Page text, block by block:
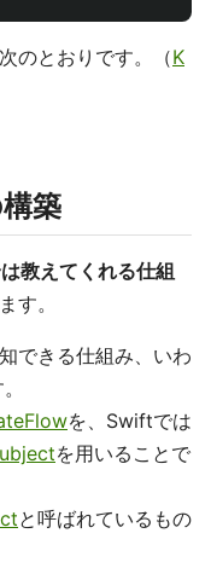
のとおりです。（K
築
教えてくれる仕組
す。
できる仕組み、いわ
を、Swiftでは
を用いることで
と呼ばれているもの